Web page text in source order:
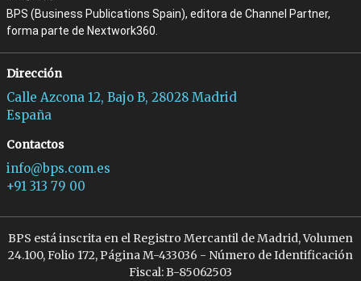
BPS (Business Publications Spain), editora de Channel Partner,
forma parte de Nextwork360.
Dirección
Calle Azcona 12, Bajo B, 28028 Madrid
España
Contactos
info@bps.com.es
+91 313 79 00
BPS está inscrita en el Registro Mercantil de Madrid, Volumen
24.100, Folio 172, Página M-433036 - Número de Identificación
Fiscal: B-85062503